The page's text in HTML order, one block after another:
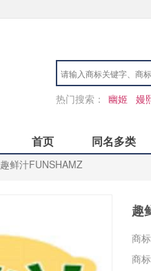
热门搜索： 幽姬 嫚
首页 同名多类
趣鲜汁FUNSHAMZ
趣
商
商